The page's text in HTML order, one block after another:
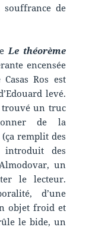
de
Le théorème
encensée
Ros est
levé.
trouvé un truc
de la
remplit des
des
un
le lecteur.
d’une
objet froid et
le bide, un